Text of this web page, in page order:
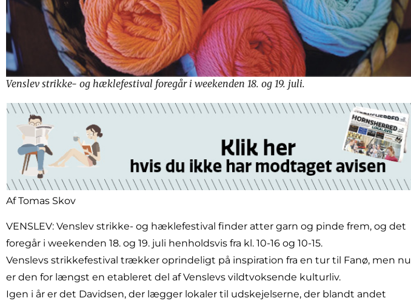
Venslev strikke- og hæklefestival foregår i weekenden 18. og 19. juli.
Af Tomas Skov
VENSLEV: Venslev strikke- og hæklefestival finder atter garn og pinde frem, og det
foregår i weekenden 18. og 19. juli henholdsvis fra kl. 10-16 og 10-15.
Venslevs strikkefestival trækker oprindeligt på inspiration fra en tur til Fanø, men nu
er den for længst en etableret del af Venslevs vildtvoksende kulturliv.
Igen i år er det Davidsen, der lægger lokaler til udskejelserne, der blandt andet